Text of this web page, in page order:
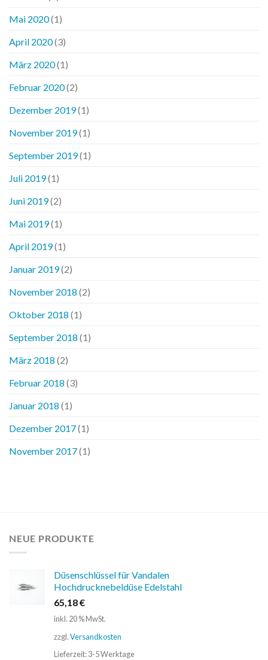
Mai 2020(1)
April 2020(3)
März 2020(1)
Februar 2020(2)
Dezember 2019(1)
November 2019(1)
September 2019(1)
Juli 2019(1)
Juni 2019(2)
Mai 2019(1)
April 2019(1)
Januar 2019(2)
November 2018 (2)
Oktober 2018 (1)
September 2018 (1)
März 2018 (2)
Februar 2018 (3)
Januar 2018 (1)
Dezember 2017(1)
November 2017(1)
NEUE PRODUKTE
Düsenschlüssel für Vandalen
Hochdrucknebeldüse Edelstahl
65,18€
inkl. 20 % MwSt.
zzgl.Versandkosten
Lieferzeit:3-5 Werktage